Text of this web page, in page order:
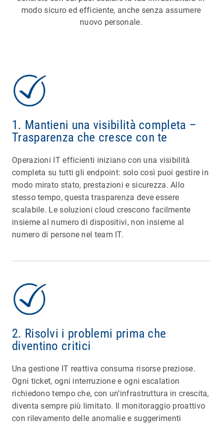
modo sicuro ed efficiente, anche senza assumere
nuovo personale.
1. Mantieni una visibilità completa –
Trasparenza che cresce con te
Operazioni IT efficienti iniziano con una visibilità
completa su tutti gli endpoint: solo così puoi gestire in
modo mirato stato, prestazioni e sicurezza. Allo
stesso tempo, questa trasparenza deve essere
scalabile. Le soluzioni cloud crescono facilmente
insieme al numero di dispositivi, non insieme al
numero di persone nel team IT.
2. Risolvi i problemi prima che
diventino critici
Una gestione IT reattiva consuma risorse preziose.
Ogni ticket, ogni interruzione e ogni escalation
richiedono tempo che, con un’infrastruttura in crescita,
diventa sempre più limitato. Il monitoraggio proattivo
con rilevamento delle anomalie e suggerimenti